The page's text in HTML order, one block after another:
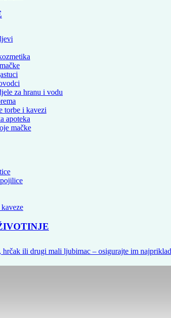
za hranu i vodu
torbe i kavezi
apoteka
mačke
hrčak ili drugi mali ljubimac – osigurajte im